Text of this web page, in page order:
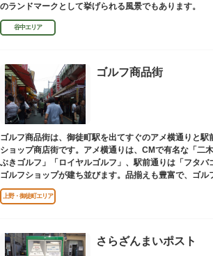
のランドマークとして挙げられる風景でもあります。
谷中エリア
ゴルフ商品街
ゴルフ商品街は、御徒町駅を出てすぐのアメ横通りと駅
ショップ商店街です。アメ横通りは、CMで有名な「二
ぶきゴルフ」「ロイヤルゴルフ」、駅前通りは「フタバ
ゴルフショップが建ち並びます。品揃えも豊富で、ゴル
わっています。
上野・御徒町エリア
さらざんまいポスト